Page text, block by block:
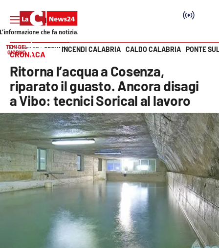
SEZIONI
Cronaca
Politica
Attualità
Economia e lavoro
Vai
TEMI DEL
GIORNO
INCENDI CALABRIA CALDO CALABRIA PONTE
HOME PAGE CRONACA
CRONACA
Ritorna l’acqua a Cosenza,
riparato il guasto. Ancora disagi
a Vibo: tecnici Sorical al lavoro